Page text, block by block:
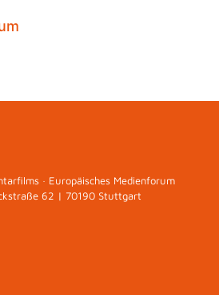
· Europäisches Medienforum
62 | 70190 Stuttgart